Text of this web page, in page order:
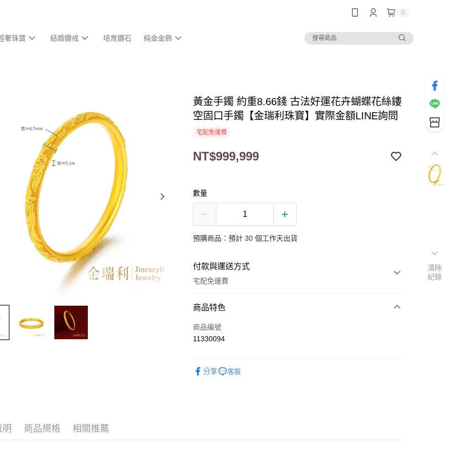
0
奢珠寶 結婚鑽戒 培育鑽石 純金金飾
黃金手鐲 約重8.66錢 古法好運花卉蝴蝶花絲鏤
空固口手鐲【金瑞利珠寶】實際金額LINE詢問
宅配免運費
NT$999,999
數量
預購商品：預計 30 個工作天出貨
付款與運送方式
宅配免運費
付款方式
信用卡一次付款
商品特色
商品編號
11330094
分享 客服
明 商品規格 相關推薦
清除
紀錄